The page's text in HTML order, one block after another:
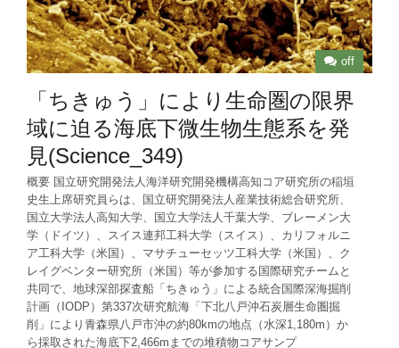
off
「ちきゅう」により生命圏の限界
域に迫る海底下微生物生態系を発
見(Science_349)
概要 国立研究開発法人海洋研究開発機構高知コア研究所の稲垣
史生上席研究員らは、国立研究開発法人産業技術総合研究所、
国立大学法人高知大学、国立大学法人千葉大学、ブレーメン大
学（ドイツ）、スイス連邦工科大学（スイス）、カリフォルニ
ア工科大学（米国）、マサチューセッツ工科大学（米国）、ク
レイグベンター研究所（米国）等が参加する国際研究チームと
共同で、地球深部探査船「ちきゅう」による統合国際深海掘削
計画（IODP）第337次研究航海「下北八戸沖石炭層生命圏掘
削」により青森県八戸市沖の約80kmの地点（水深1,180m）か
ら採取された海底下2,466mまでの堆積物コアサンプ